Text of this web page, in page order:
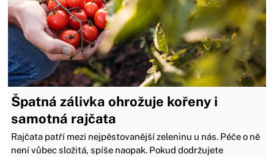
Špatná zálivka ohrožuje kořeny i
samotná rajčata
Rajčata patří mezi nejpěstovanější zeleninu u nás. Péče o ně
není vůbec složitá, spíše naopak. Pokud dodržujete